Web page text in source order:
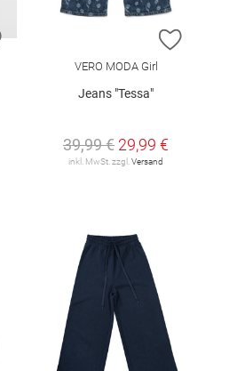
ZUR WUNSCHLISTE HINZUFÜGEN
ZUR
VERO MODA Girl
Jeans "Tessa"
39,99 € 29,99 €
inkl. MwSt. zzgl. Versand